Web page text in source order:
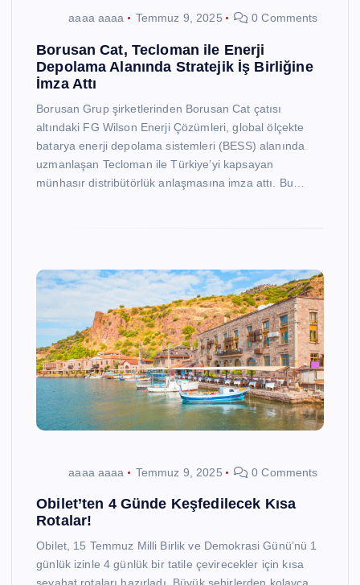
aaaa aaaa Temmuz 9, 2025 0 Comments
Borusan Cat, Tecloman ile Enerji
Depolama Alanında Stratejik İş Birliğine
İmza Attı
Borusan Grup şirketlerinden Borusan Cat çatısı
altındaki FG Wilson Enerji Çözümleri, global ölçekte
batarya enerji depolama sistemleri (BESS) alanında
uzmanlaşan Tecloman ile Türkiye’yi kapsayan
münhasır distribütörlük anlaşmasına imza attı. Bu…
aaaa aaaa Temmuz 9, 2025 0 Comments
Obilet’ten 4 Günde Keşfedilecek Kısa
Rotalar!
Obilet, 15 Temmuz Milli Birlik ve Demokrasi Günü’nü 1
günlük izinle 4 günlük bir tatile çevirecekler için kısa